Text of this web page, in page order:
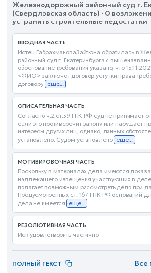
Железнодорожный районный суд г.
(Свердловская область) · О
устранить строительные недостатки
ВВОДНАЯ ЧАСТЬ
Истец ГабрахмановаЗайтюна обратилась в
районный суд г. Екатеринбурга с
обоснование требований указано, что
<ФИО> заключен договор уступки права
договору еще...
ОПИСАТЕЛЬНАЯ ЧАСТЬ
Согласно ч.2 ст.39 ГПК РФ суд не принимает
если это противоречит закону или нарушает
интересы других лиц, однако, данных
установлено. Судом установлено еще...
МОТИВИРОВОЧНАЯ ЧАСТЬ
Поскольку в материалах дела имеются
надлежащего извещения участвующих в
полагает возможным рассмотреть дело при
Предусмотренных ст. 167 ГПК РФ оснований
дела не имеется еще...
РЕЗОЛЮТИВНАЯ ЧАСТЬ
Иск удовлетворить частично
ПОЛНЫЙ ТЕКСТ Все